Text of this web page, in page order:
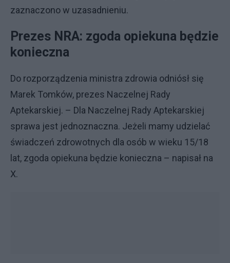
zaznaczono w uzasadnieniu.
Prezes NRA: zgoda opiekuna będzie
konieczna
Do rozporządzenia ministra zdrowia odniósł się
Marek Tomków, prezes Naczelnej Rady
Aptekarskiej. – Dla Naczelnej Rady Aptekarskiej
sprawa jest jednoznaczna. Jeżeli mamy udzielać
świadczeń zdrowotnych dla osób w wieku 15/18
lat, zgoda opiekuna będzie konieczna – napisał na
X.